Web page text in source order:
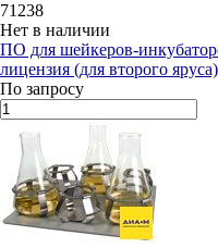
71238
Нет в наличии
ПО для шейкеров-
лицензия (для второго яруса)
По запросу